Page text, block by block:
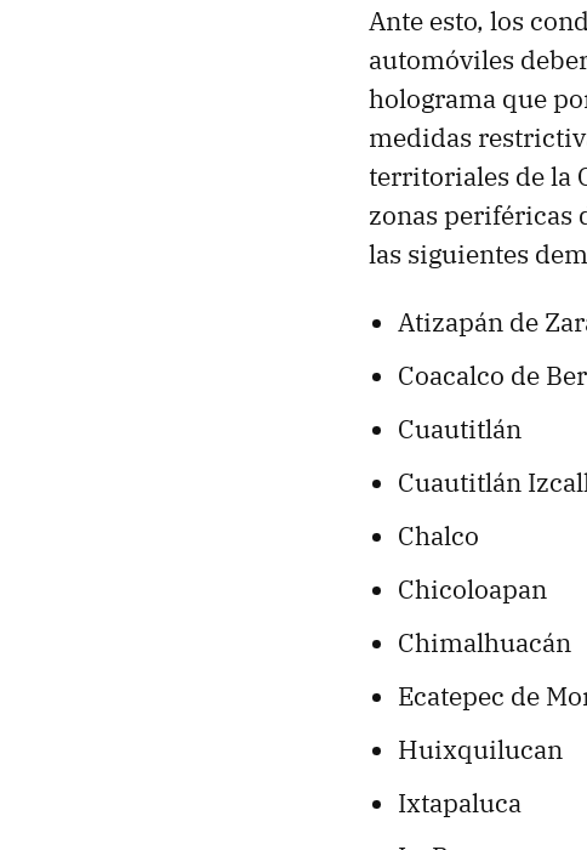
Ante esto, los
automóviles
holograma que
medidas
territoriales de la
zonas periféricas
las siguientes
Atizapán de
Coacalco de
Cuautitlán
Cuautitlán
Chalco
Chicoloapan
Chimalhuacán
Ecatepec de
Huixquilucan
Ixtapaluca